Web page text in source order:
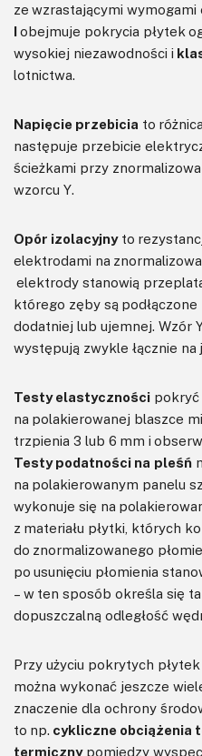
ze wzrastającymi
Iobejmuje pokrycia płytek
wysokiej niezawodności i
lotnictwa.
Napięcie przebicia to
następuje przebicie
ścieżkami przy
wzorcu Y.
Opór izolacyjnyto
elektrodami na
elektrody stanowią
którego zęby są
dodatniej lub ujemnej. Wzór
występują zwykle łącznie
Testy elastyczności pokryć
na polakierowanej blaszce
trzpienia 3 lub 6 mm i
Testy podatności na pleśń
na polakierowanym panelu
wykonuje się na
z materiału płytki, których
do znormalizowanego
po usunięciu płomienia
– w ten sposób określa się
dopuszczalną odległość
Przy użyciu pokrytych
można wykonać jeszcze
znaczenie dla ochrony
to np. cykliczne obciążenia
termicznypomiędzy